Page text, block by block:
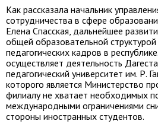
Как рассказала начальник
сотрудничества в сфере
Елена Спасская, дальнейшее
общей образовательной
педагогических кадров в
осуществляет деятельность
педагогический университет им. Р.
которого является Министерство
филиалу не хватает необходимых
международными ограничениями
стороны иностранных студентов.